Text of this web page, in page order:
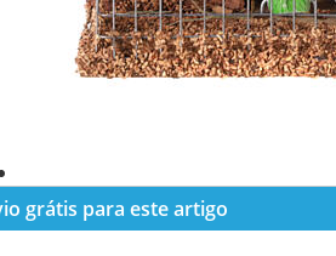
grátis para este artigo